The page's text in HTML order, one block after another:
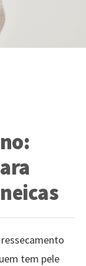
tem pele